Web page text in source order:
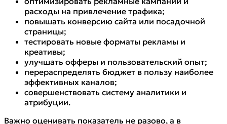
расходы на привлечение трафика;
повышать конверсию сайта или посадочной
страницы;
тестировать новые форматы рекламы и
креативы;
улучшать офферы и пользовательский опыт;
перераспределять бюджет в пользу наиболее
эффективных каналов;
совершенствовать систему аналитики и
атрибуции.
Важно оценивать показатель не разово, а в